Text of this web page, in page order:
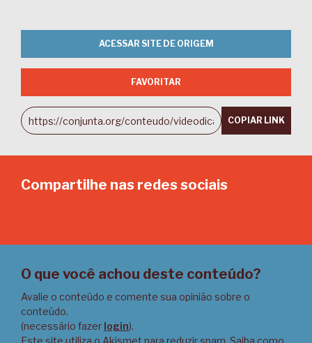
ACESSAR SITE DE ORIGEM
FAVORITAR
COPIAR LINK
Compartilhe nas redes sociais
O que você achou deste conteúdo?
Avalie o conteúdo e comente sua opinião sobre o
conteúdo.
(necessário fazer login).